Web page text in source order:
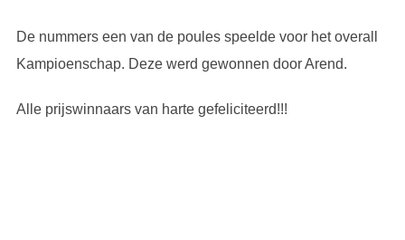
De nummers een van de poules speelde voor het overall
Kampioenschap. Deze werd gewonnen door Arend.
Alle prijswinnaars van harte gefeliciteerd!!!